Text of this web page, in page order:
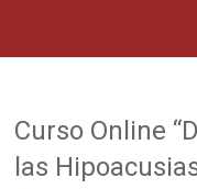
provincia
Salta
Curso Online
las